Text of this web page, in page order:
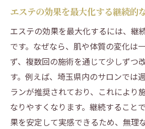
エステの効果を最大化する継続的
エステの効果を最大化するには、継
です。なぜなら、肌や体質の変化は
ず、複数回の施術を通じて少しずつ
す。例えば、埼玉県内のサロンでは
ランが推奨されており、これにより
なりやすくなります。継続すること
果を安定して実感できるため、無理